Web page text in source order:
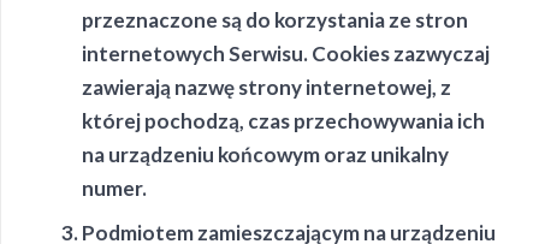
przeznaczone są do korzystania ze stron
internetowych Serwisu. Cookies zazwyczaj
zawierają nazwę strony internetowej, z
której pochodzą, czas przechowywania ich
na urządzeniu końcowym oraz unikalny
numer.
Podmiotem zamieszczającym na urządzeniu